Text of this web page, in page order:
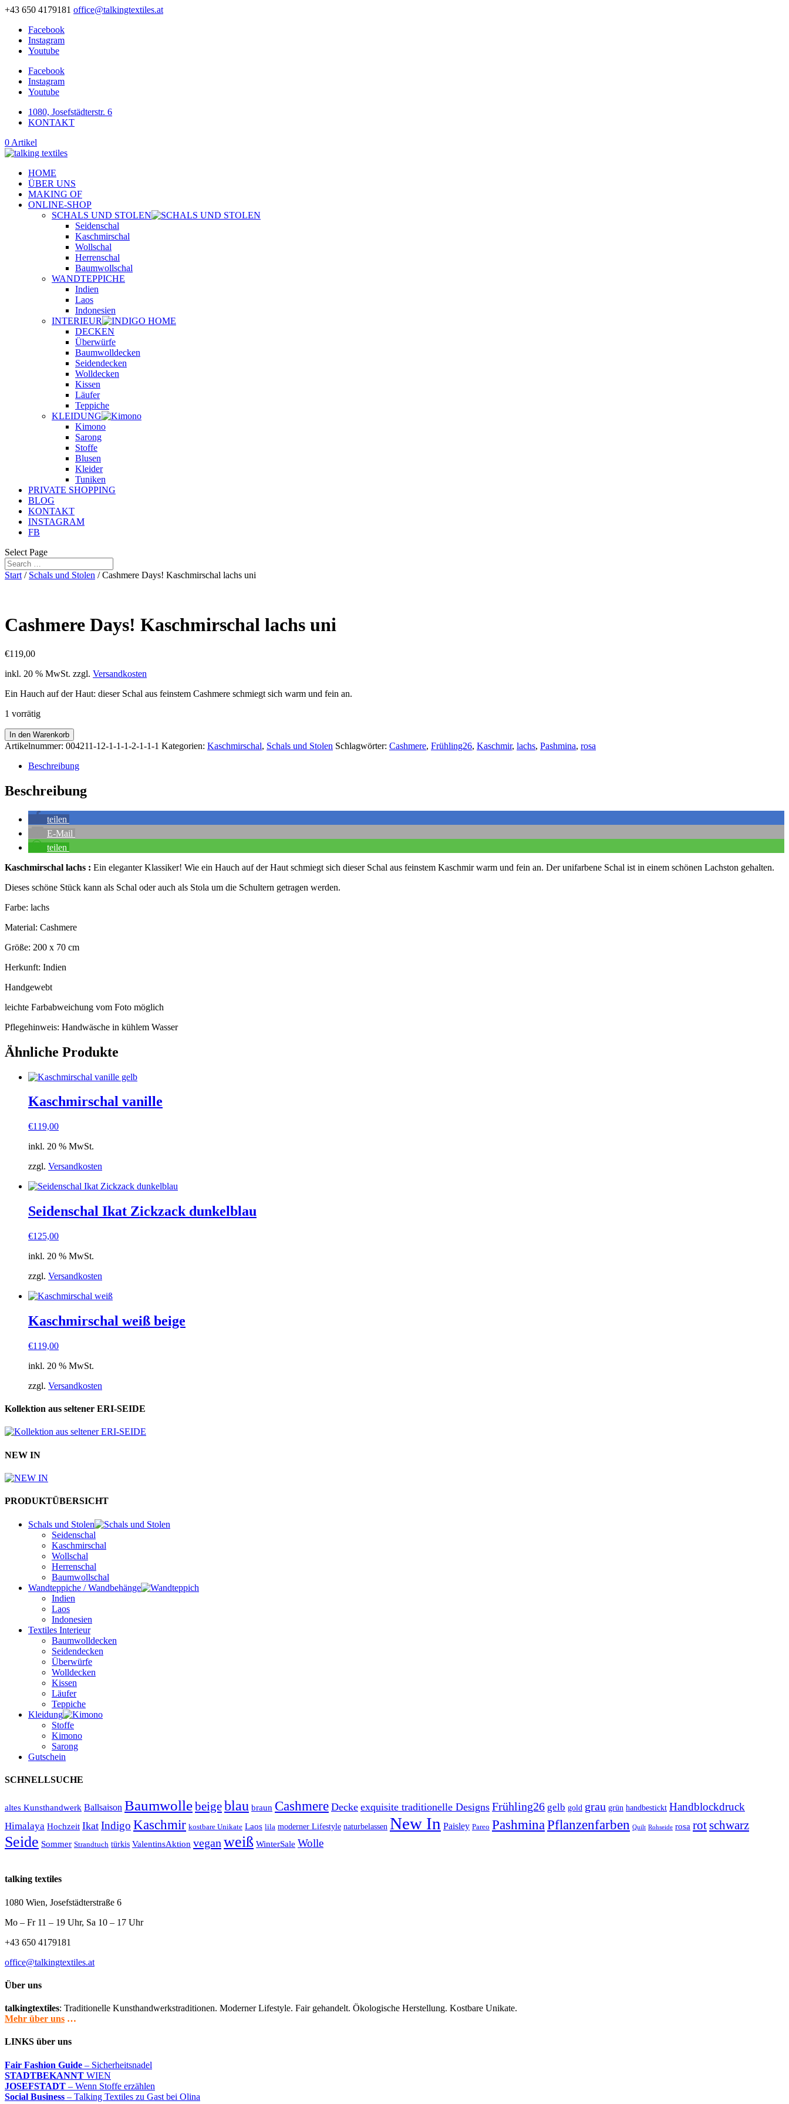
+43 650 4179181 office@talkingtextiles.at
Facebook
Instagram
Youtube
Facebook
Instagram
Youtube
1080, Josefstädterstr. 6
KONTAKT
0 Artikel
HOME
ÜBER UNS
MAKING OF
ONLINE-SHOP
SCHALS UND STOLEN
Seidenschal
Kaschmirschal
Wollschal
Herrenschal
Baumwollschal
WANDTEPPICHE
Indien
Laos
Indonesien
INTERIEUR
DECKEN
Überwürfe
Baumwolldecken
Seidendecken
Wolldecken
Kissen
Läufer
Teppiche
KLEIDUNG
Kimono
Sarong
Stoffe
Blusen
Kleider
Tuniken
PRIVATE SHOPPING
BLOG
KONTAKT
INSTAGRAM
FB
Select Page
Start / Schals und Stolen / Cashmere Days! Kaschmirschal lachs uni
Cashmere Days! Kaschmirschal lachs uni
€119,00
inkl. 20 % MwSt. zzgl. Versandkosten
Ein Hauch auf der Haut: dieser Schal aus feinstem Cashmere schmiegt sich warm und fein an.
1 vorrätig
Cashmere
Days!
lachs
Menge
In den Warenkorb
Artikelnummer: 004211-12-1-1-1-2-1-1-1 Kategorien: Kaschmirschal, Schals und Stolen Schlagwörter: Cashmere, Frühling26, Kaschmir, lachs, Pashmina, rosa
Beschreibung
Beschreibung
teilen
E-Mail
teilen
Kaschmirschal lachs : Ein eleganter Klassiker! Wie ein Hauch auf der Haut schmiegt sich dieser Schal aus feinstem Kaschmir warm und fein an. Der unifarbene Schal ist in einem schönen Lachston gehalten.
Dieses schöne Stück kann als Schal oder auch als Stola um die Schultern getragen werden.
Farbe: lachs
Material: Cashmere
Größe: 200 x 70 cm
Herkunft: Indien
Handgewebt
leichte Farbabweichung vom Foto möglich
Pflegehinweis: Handwäsche in kühlem Wasser
Ähnliche Produkte
Kaschmirschal vanille
€119,00
inkl. 20 % MwSt.
zzgl. Versandkosten
Seidenschal Ikat Zickzack dunkelblau
€125,00
inkl. 20 % MwSt.
zzgl. Versandkosten
Kaschmirschal weiß beige
€119,00
inkl. 20 % MwSt.
zzgl. Versandkosten
Kollektion aus seltener ERI-SEIDE
NEW IN
PRODUKTÜBERSICHT
Schals und Stolen
Seidenschal
Kaschmirschal
Wollschal
Herrenschal
Baumwollschal
Wandteppiche / Wandbehänge
Indien
Laos
Indonesien
Textiles Interieur
Baumwolldecken
Seidendecken
Überwürfe
Wolldecken
Kissen
Läufer
Teppiche
Kleidung
Stoffe
Kimono
Sarong
Gutschein
SCHNELLSUCHE
altes Kunsthandwerk Ballsaison Baumwollebeigeblau braun Cashmere Decke exquisite traditionelle Designs Frühling26 gelb gold grau grün handbestickt Handblockdruck
Himalaya Hochzeit Ikat Indigo Kaschmir kostbare Unikate Laos lila moderner Lifestyle naturbelassen New In Paisley Pareo PashminaPflanzenfarben Quilt Rohseide rosa rotschwarz
Seide Sommer Strandtuch türkis ValentinsAktion vegan weiß WinterSale Wolle
talking textiles
1080 Wien, Josefstädterstraße 6
Mo – Fr 11 – 19 Uhr, Sa 10 – 17 Uhr
+43 650 4179181
office@talkingtextiles.at
Über uns
talkingtextiles: Traditionelle Kunsthandwerkstraditionen. Moderner Lifestyle. Fair gehandelt. Ökologische Herstellung. Kostbare Unikate.
Mehr über uns …
LINKS über uns
Fair Fashion Guide – Sicherheitsnadel
STADTBEKANNT WIEN
JOSEFSTADT – Wenn Stoffe erzählen
Social Business – Talking Textiles zu Gast bei Olina